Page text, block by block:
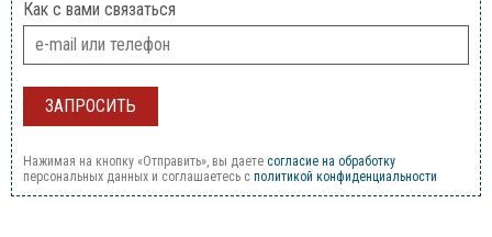
Как с вами связаться
Нажимая на кнопку «Отправить», вы даете согласие на обработку
персональных данных и соглашаетесь c политикой конфиденциальности